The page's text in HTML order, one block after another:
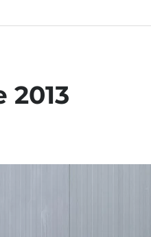
2013